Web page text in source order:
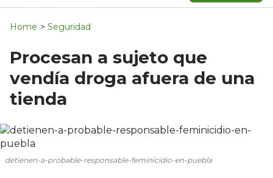
Navigation
Home > Seguridad
Procesan a sujeto que
vendía droga afuera de una
tienda
detienen-a-probable-responsable-feminicidio-en-puebla